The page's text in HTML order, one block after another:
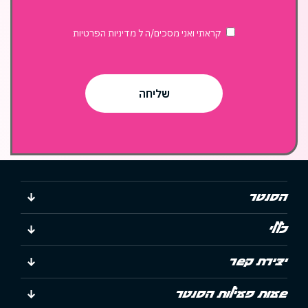
קראתי ואני מסכים/ה ל מדיניות הפרטיות
הסנטר
כללי
יצירת קשר
שעות פעילות הסנטר